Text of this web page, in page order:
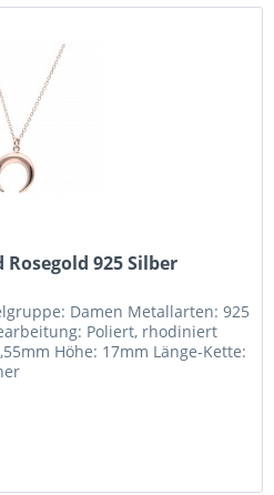
925 Silber
Damen Metallarten: 925
Poliert, rhodiniert
Höhe: 17mm Länge-Kette: